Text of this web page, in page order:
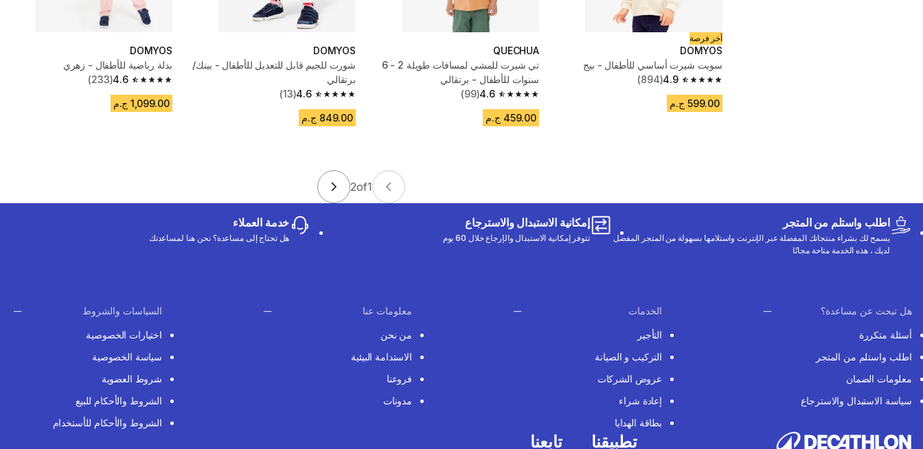
آخر فرصة
DOMYOS
سويت شيرت أساسي للأطفال - بيج
4.9
4.9 out of 5 stars from 894 reviews
(894)
599.00 ج.م
QUECHUA
تي شيرت للمشي لمسافات طويلة 2 - 6
سنوات للأطفال - برتقالي
4.6
4.6 out of 5 stars from 99 reviews
(99)
459.00 ج.م
DOMYOS
شورت للجيم قابل للتعديل للأطفال - بينك/
برتقالي
4.6
4.6 out of 5 stars from 13 reviews
(13)
849.00 ج.م
DOMYOS
بدلة رياضية للأطفال - زهري
4.6
4.6 out of 5 stars from 233 reviews
(233)
1,099.00 ج.م
1
of
2
اطلب واستلم من المتجر
يسمح لك بشراء منتجاتك المفضلة عبر الإنترنت واستلامها بسهولة من المتجر المفضل
لديك ، هذه الخدمة متاحة مجانًا
إمكانية الاستبدال والاسترجاع
تتوفر إمكانية الاستبدال والإرجاع خلال 60 يوم
خدمة العملاء
هل تحتاج إلى مساعدة؟ نحن هنا لمساعدتك
هل تبحث عن مساعدة؟
أسئلة متكررة
اطلب واستلم من المتجر
معلومات الضمان
سياسة الاستبدال والاسترجاع
الخدمات
التأجير
التركيب و الصيانة
عروض الشركات
إعادة شراء
بطاقة الهدايا
معلومات عنا
من نحن
الاستدامة البيئية
فروعنا
مدونات
السياسات والشروط
اختيارات الخصوصية
سياسة الخصوصية
شروط العضوية
الشروط والأحكام للبيع
الشروط والأحكام للأستخدام
تطبيقنا تابعنا